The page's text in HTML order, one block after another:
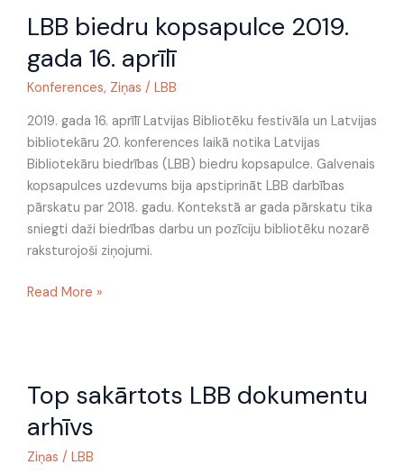
LBB biedru kopsapulce 2019.
gada 16. aprīlī
Konferences, Ziņas / LBB
2019. gada 16. aprīlī Latvijas Bibliotēku festivāla un Latvijas
bibliotekāru 20. konferences laikā notika Latvijas
Bibliotekāru biedrības (LBB) biedru kopsapulce. Galvenais
kopsapulces uzdevums bija apstiprināt LBB darbības
pārskatu par 2018. gadu. Kontekstā ar gada pārskatu tika
sniegti daži biedrības darbu un pozīciju bibliotēku nozarē
raksturojoši ziņojumi.
biedru
2019.
gada
aprīlī
Read More »
Top sakārtots LBB dokumentu
arhīvs
Ziņas / LBB
sakārtots
dokumentu
arhīvs